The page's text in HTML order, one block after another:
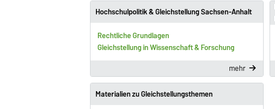
Hochschulpolitik & Gleichstellung Sachsen-Anhalt
Rechtliche Grundlagen
Gleichstellung in Wissenschaft & Forschung
mehr
Materialien zu Gleichstellungsthemen